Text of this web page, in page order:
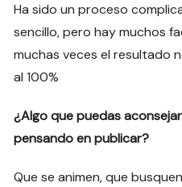
Ha sido un proceso
sencillo, pero hay muchos
muchas veces el resultado
al 100%
¿Algo que puedas
pensando en publicar?
Que se animen, que